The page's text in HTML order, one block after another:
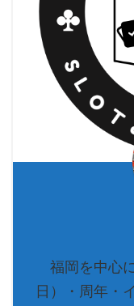
福岡を中心
日）・周年・